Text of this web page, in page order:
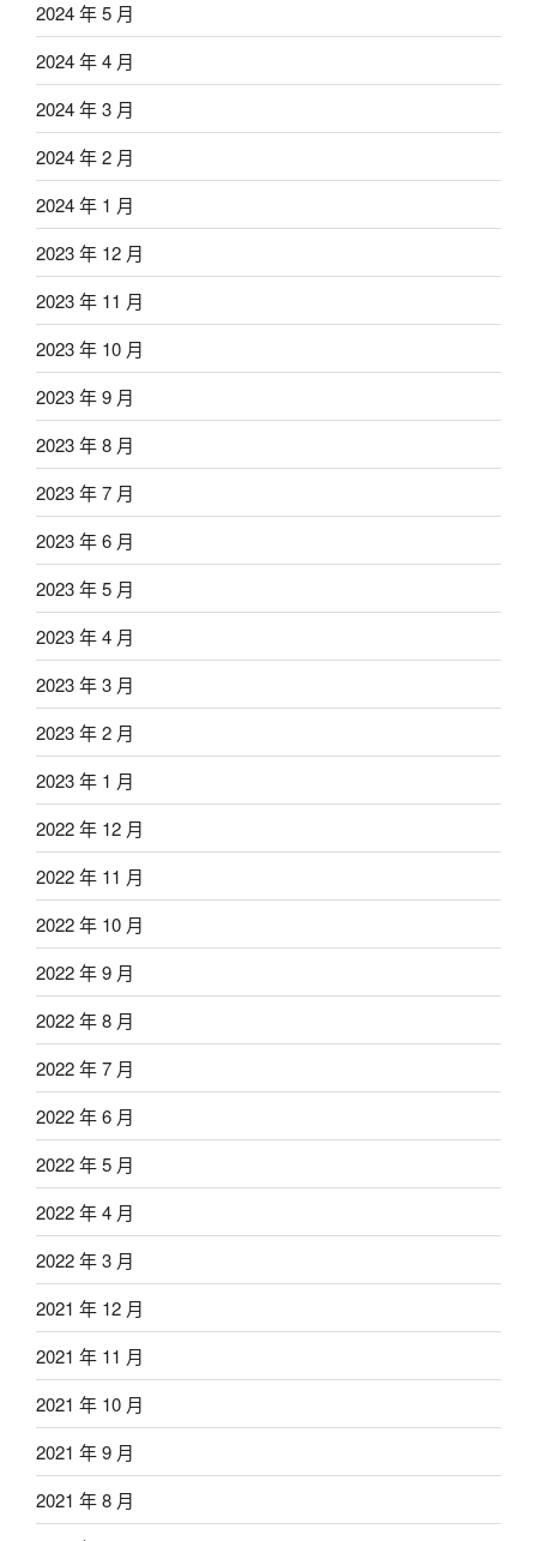
2024 年 5 月
2024 年 4 月
2024 年 3 月
2024 年 2 月
2024 年 1 月
2023 年 12 月
2023 年 11 月
2023 年 10 月
2023 年 9 月
2023 年 8 月
2023 年 7 月
2023 年 6 月
2023 年 5 月
2023 年 4 月
2023 年 3 月
2023 年 2 月
2023 年 1 月
2022 年 12 月
2022 年 11 月
2022 年 10 月
2022 年 9 月
2022 年 8 月
2022 年 7 月
2022 年 6 月
2022 年 5 月
2022 年 4 月
2022 年 3 月
2021 年 12 月
2021 年 11 月
2021 年 10 月
2021 年 9 月
2021 年 8 月